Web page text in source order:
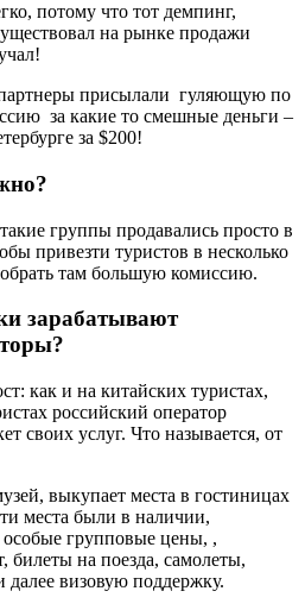
потому что тот демпинг,
на рынке продажи
присылали гуляющую по
за какие то смешные деньги –
за $200!
группы продавались просто в
привезти туристов в несколько
там большую комиссию.
зарабатывают
как и на китайских туристах,
российский оператор
своих услуг. Что называется, от
выкупает места в гостиницах
места были в наличии,
особые групповые цены, ,
билеты на поезда, самолеты,
далее визовую поддержку.